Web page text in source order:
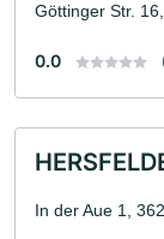
Göttinger Str.
0.0
In der Aue 1,